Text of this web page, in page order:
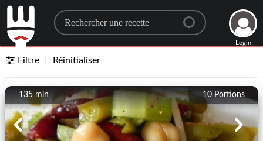
Search for a recipe
Login
Filtre Réinitialiser
10 Portions
135 min